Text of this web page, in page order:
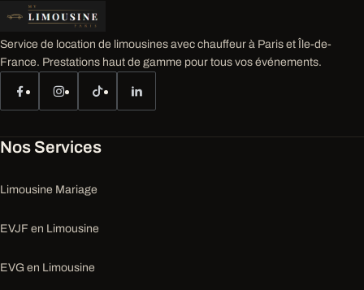
Service de location de limousines avec chauffeur à Paris et Île-de-
France. Prestations haut de gamme pour tous vos événements.
Nos Services
Limousine Mariage
EVJF en Limousine
EVG en Limousine